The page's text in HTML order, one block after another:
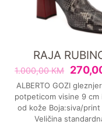
RAJA
1.000,00KM
ALBERTO GOZI
potpeticom visine 9 cm
od kože Boja:siva/
Veličina